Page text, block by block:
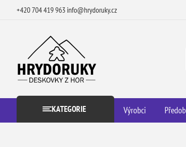
+420 704 419 963 info@hrydoruky.cz
KATEGORIE Výrobci